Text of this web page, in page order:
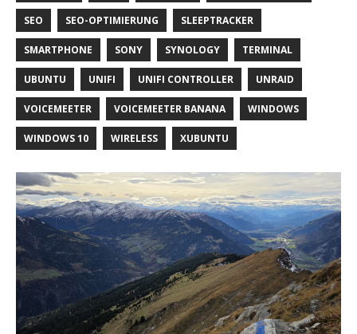
SEO SEO-OPTIMIERUNG SLEEPTRACKER
SMARTPHONE SONY SYNOLOGY TERMINAL
UBUNTU UNIFI UNIFI CONTROLLER UNRAID
VOICEMEETER VOICEMEETER BANANA WINDOWS
WINDOWS 10 WIRELESS XUBUNTU